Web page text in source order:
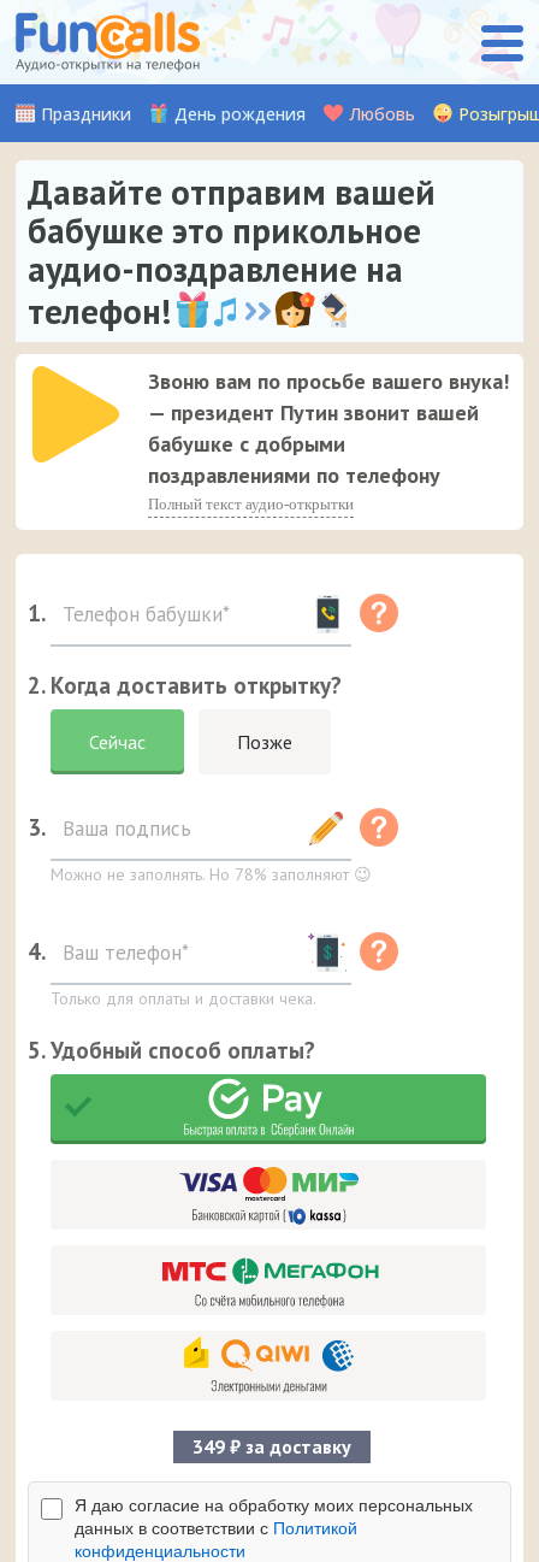
Праздники День рождения Любовь
Давайте отправим вашей
бабушке это прикольное
аудио-поздравление на
телефон!
Звоню вам по просьбе вашего внука!
— президент Путин звонит вашей
бабушке с добрыми
поздравлениями по телефону
Полный текст аудио-открытки
1.
2. Когда доставить открытку?
Сейчас Позже
3.
Можно не заполнять. Но 78% заполняют 😉
4.
Только для оплаты и доставки чека.
5. Удобный способ оплаты?
349 ₽ за доставку
Я даю согласие на обработку моих персональных
данных в соответствии с Политикой
конфиденциальности